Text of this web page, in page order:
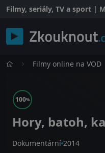
Filmy, seriály, TV a sport |
Filmy online na VOD
100%
Hory, batoh,
Dokumentární 2014